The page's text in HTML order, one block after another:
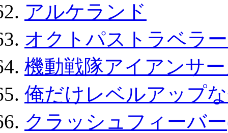
アルケランド
オクトパストラベラ
機動戦隊アイアンサ
俺だけレベルアップ
クラッシュフィーバ